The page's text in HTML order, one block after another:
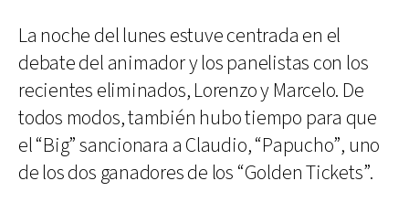
La noche del lunes estuve centrada en el
debate del animador y los panelistas con los
recientes eliminados, Lorenzo y Marcelo. De
todos modos, también hubo tiempo para que
el “Big” sancionara a Claudio, “Papucho”, uno
de los dos ganadores de los “Golden Tickets”.